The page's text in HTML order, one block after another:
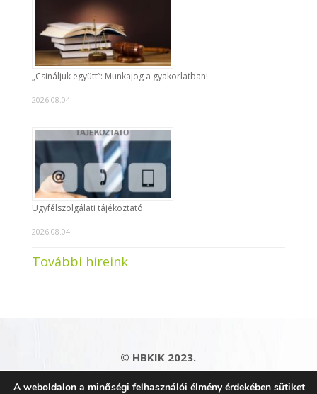
„Csináljuk együtt”: Munkajog a gyakorlatban!
2026.08.04.
Ügyfélszolgálati tájékoztató
2026.08.04.
További híreink
© HBKIK 2023.
Adatkezelési tájékoztató|Impresszum|
A weboldalon a minőségi felhasználói élmény érdekében sütiket